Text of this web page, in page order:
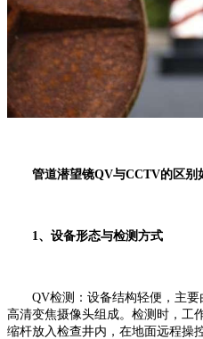
管道潜望镜QV与CCTV的区别
1、设备形态与检测方式
QV检测：设备结构轻便，主要
高清变焦摄像头组成。检测时，工
缩杆放入检查井内，在地面远程操